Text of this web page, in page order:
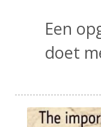
Een
doet